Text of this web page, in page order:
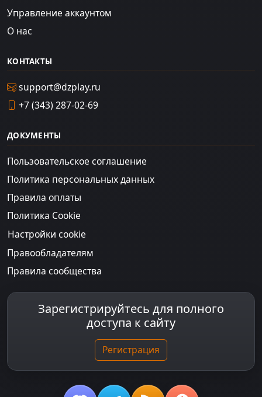
Управление аккаунтом
О нас
КОНТАКТЫ
support@dzplay.ru
+7 (343) 287-02-69
ДОКУМЕНТЫ
Пользовательское соглашение
Политика персональных данных
Правила оплаты
Политика Cookie
Настройки cookie
Правообладателям
Правила сообщества
Зарегистрируйтесь для полного
доступа к сайту
Регистрация